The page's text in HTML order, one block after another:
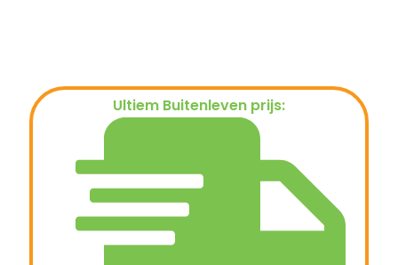
Ultiem Buitenleven prijs: